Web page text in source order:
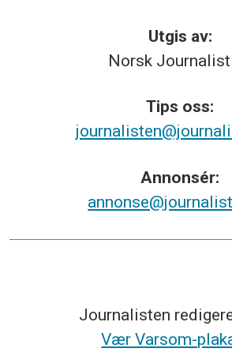
Utgis av:
Norsk
Tips oss:
Annonsér:
Journalisten
Vær Varsom-